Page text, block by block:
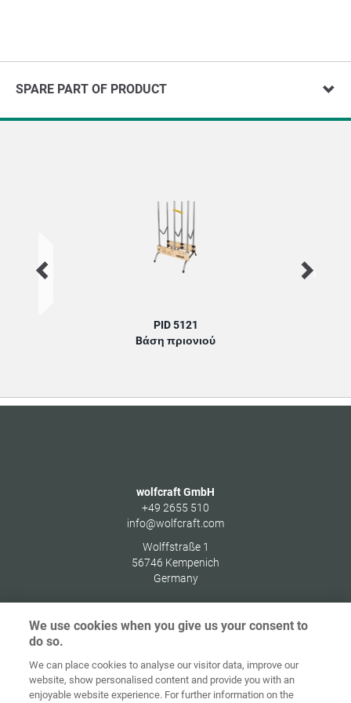
SPARE PART OF PRODUCT
PID 5121
Bάση πριονιού
wolfcraft GmbH
+49 2655 510
info@wolfcraft.com
Wolffstraße 1
56746 Kempenich
Germany
Αρχική Επικοινωνία
Στοιχεία
έκδοσης δεδομένων
We use cookies when you give us your consent to
do so.
We can place cookies to analyse our visitor data, improve our
website, show personalised content and provide you with an
enjoyable website experience. For further information on the